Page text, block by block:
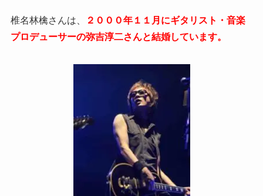
椎名林檎さんは、
２０００年１１月にギタリスト・音楽
プロデューサーの弥吉淳二さんと結婚しています。